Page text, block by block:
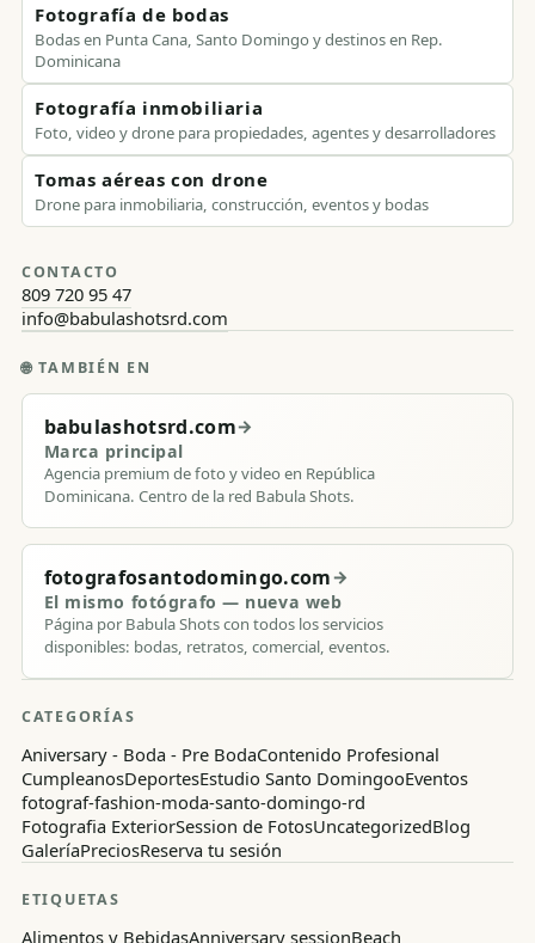
Fotografía de bodas
Bodas en Punta Cana, Santo Domingo y destinos en Rep.
Dominicana
Fotografía inmobiliaria
Foto, video y drone para propiedades, agentes y desarrolladores
Tomas aéreas con drone
Drone para inmobiliaria, construcción, eventos y bodas
CONTACTO
809 720 95 47
info@babulashotsrd.com
🌐 TAMBIÉN EN
babulashotsrd.com→
Marca principal
Agencia premium de foto y video en República
Dominicana. Centro de la red Babula Shots.
fotografosantodomingo.com→
El mismo fotógrafo — nueva web
Página por Babula Shots con todos los servicios
disponibles: bodas, retratos, comercial, eventos.
CATEGORÍAS
Aniversary - Boda - Pre BodaContenido Profesional
CumpleanosDeportesEstudio Santo DomingooEventos
fotograf-fashion-moda-santo-domingo-rd
Fotografia ExteriorSession de FotosUncategorizedBlog
GaleríaPreciosReserva tu sesión
ETIQUETAS
Alimentos y BebidasAnniversary sessionBeach